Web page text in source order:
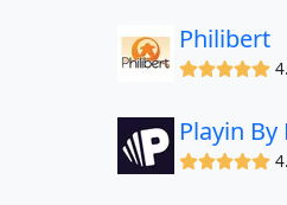
Philibert
(x)(x)(x)(x)(x)
Playin
(x)(x)(x)(x)(x)